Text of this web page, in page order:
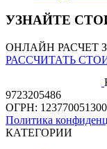
УЗНАЙТЕ
ОНЛАЙН РАСЧЕТ
РАССЧИТАТЬ
9723205486
ОГРН:
Политика
КАТЕГОРИИ